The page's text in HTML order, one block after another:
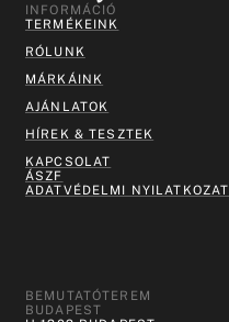
INFORMÁCIÓ
TERMÉKEINK
RÓLUNK
MÁRKÁINK
AJÁNLATOK
HÍREK & TESZTEK
KAPCSOLAT
ÁSZF
ADATVÉDELMI NYILATKOZAT
BEMUTATÓTEREM
BUDAPEST